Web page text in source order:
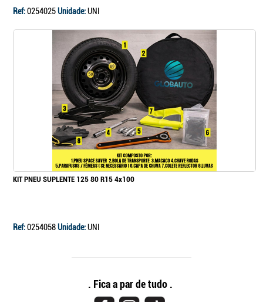
Ref:0254025Unidade:UNI
KIT PNEU SUPLENTE 125 80 R15 4x100
Ref:0254058Unidade:UNI
. Fica a par de tudo .